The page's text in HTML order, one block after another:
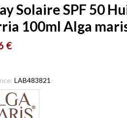
Solaire SPF 50
100ml Alga
€
LAB483821